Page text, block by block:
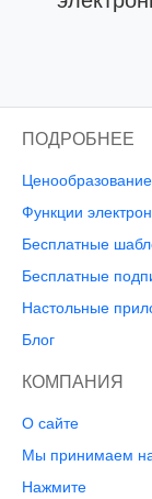
ПОДРОБНЕЕ
Ценообразование
Функции
Бесплатные
Бесплатные
Настольные
Блог
КОМПАНИЯ
О сайте
Мы принимаем
Нажмите